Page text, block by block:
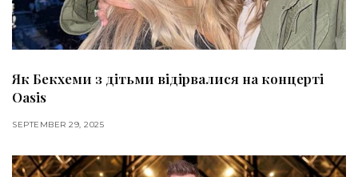
Як Бекхеми з дітьми відірвалися на концерті
Oasis
SEPTEMBER 29, 2025